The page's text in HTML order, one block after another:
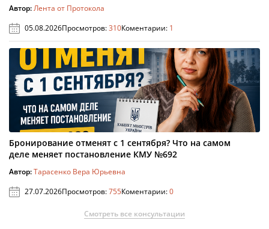
Автор:Лента от Протокола
05.08.2026Просмотров:310Коментарии: 1
Бронирование отменят с 1 сентября? Что на самом
деле меняет постановление КМУ №692
Автор:Тарасенко Вера Юрьевна
27.07.2026Просмотров:755Коментарии:0
Смотреть все консультации